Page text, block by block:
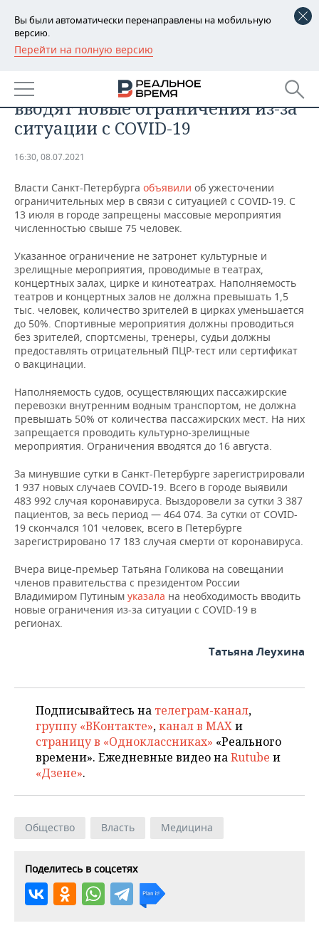
Вы были автоматически перенаправлены на мобильную
версию.
Перейти на полную версию
РЕГИОНЫ
БАШКОРТОСТАН
ТАТАРСТАН
НОВОСТИ
АНАЛИТИКА
ДЕКЛАРАЦИИ О ДОХОДАХ
КОРОЛИ ГОСЗАКАЗА ПФО
КОМУ ПРИНАДЛЕЖАТ
ТОРГОВЫЕ ЦЕНТРЫ
ТАТАРСТАНА
НОВОСТИ ЭКОНОМИКИ
ФИНАНСЫ
БЮДЖЕТ
ИНВЕСТИЦИИ
ПРОМЫШЛЕННОСТЬ
НОВОСТИ
ПРОМЫШЛЕННОСТИ
АГРОПРОМ
МАШИНОСТРОЕНИЕ
НЕФТЕХИМИЯ
НЕФТЬ
ОПК
ЭНЕРГЕТИКА
НЕДВИЖИМОСТЬ
НОВОСТИ АВТО
БИЗНЕС
НОВОСТИ БИЗНЕСА
РОЗНИЧНАЯ ТОРГОВЛЯ
УСЛУГИ
ТЕХНОЛОГИИ
НОВОСТИ ТЕХНОЛОГИЙ
МЕДИА
ТЕЛЕКОММУНИКАЦИИ
МЕРОПРИЯТИЯ
ВЫЕЗДНАЯ РЕДАКЦИЯ
БИЗНЕС-БРАНЧИ
ONLINE-КОНФЕРЕНЦИИ
ОТКРЫТАЯ ЛЕКЦИЯ
НОВОСТИ СПОРТА
ФУТБОЛ
ХОККЕЙ
БАСКЕТБОЛ
ВОЛЕЙБОЛ
КИБЕРСПОРТ
ФИГУРНОЕ КАТАНИЕ
ОБЩЕСТВО
НОВОСТИ ОБЩЕСТВА
ВЛАСТЬ
ИНФРАСТРУКТУРА
ИСТОРИЯ
КУЛЬТУРА
МЕДИЦИНА
ФОТОГАЛЕРЕЯ
СЮЖЕТЫ
СПРАВОЧНИК
СПИСОК ПЕРСОН
СПИСОК КОМПАНИЙ
ПОЛНАЯ ВЕРСИЯ
В Санкт-Петербурге с 13 июля
вводят новые ограничения из-за
ситуации с COVID-19
16:30, 08.07.2021
Власти Санкт-Петербурга объявили об ужесточении
ограничительных мер в связи с ситуацией с COVID-19. С
13 июля в городе запрещены массовые мероприятия
численностью свыше 75 человек.
Указанное ограничение не затронет культурные и
зрелищные мероприятия, проводимые в театрах,
концертных залах, цирке и кинотеатрах. Наполняемость
театров и концертных залов не должна превышать 1,5
тыс. человек, количество зрителей в цирках уменьшается
до 50%. Спортивные мероприятия должны проводиться
без зрителей, спортсмены, тренеры, судьи должны
предоставлять отрицательный ПЦР-тест или сертификат
о вакцинации.
Наполняемость судов, осуществляющих пассажирские
перевозки внутренним водным транспортом, не должна
превышать 50% от количества пассажирских мест. На них
запрещается проводить культурно-зрелищные
мероприятия. Ограничения вводятся до 16 августа.
За минувшие сутки в Санкт-Петербурге зарегистрировали
1 937 новых случаев COVID-19. Всего в городе выявили
483 992 случая коронавируса. Выздоровели за сутки 3 387
пациентов, за весь период — 464 074. За сутки от COVID-
19 скончался 101 человек, всего в Петербурге
зарегистрировано 17 183 случая смерти от коронавируса.
Вчера вице-премьер Татьяна Голикова на совещании
членов правительства с президентом России
Владимиром Путиным указала на необходимость вводить
новые ограничения из-за ситуации с COVID-19 в
регионах.
Татьяна Леухина
Подписывайтесь на телеграм-канал,
группу «ВКонтакте»,канал в MAXи
страницу в «Одноклассниках» «Реального
времени». Ежедневные видео наRutube и
«Дзене».
Общество Власть Медицина
Поделитесь в соцсетях